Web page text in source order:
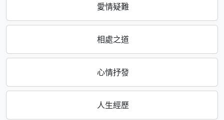
愛情疑難
相處之道
心情抒發
人生經歷